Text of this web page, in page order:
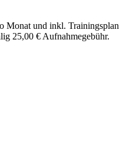
Monat und inkl. Trainingsplan
25,00 € Aufnahmegebühr.